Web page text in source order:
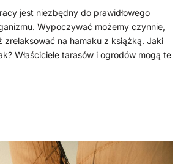
jest niezbędny do prawidłowego
Wypoczywać możemy czynnie,
zrelaksować na hamaku z książką. Jaki
Właściciele tarasów i ogrodów mogą te